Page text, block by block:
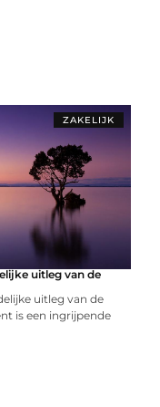
ZAKELIJK
uitleg van de
uitleg van de
is een ingrijpende